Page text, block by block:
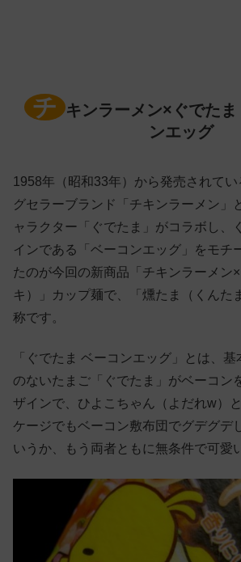
チ キンラーメン×ぐでたま
ンエッグ
1958年（昭和33年）から発売されて
グセラーブランド「チキンラーメン」
ャラクター「ぐでたま」がコラボし、
インである「ベーコンエッグ」をモチ
たのが今回の新商品「チキンラーメン
キ）」カップ麺で、「燻たま（くんた
称です。
「ぐでたま ベーコンエッグ」とは、
のないたまご「ぐでたま」がベーコン
ザインで、ひよこちゃん（よだれw）
ケージでもベーコン敷布団でグデグデ
いうか、もう両者ともに無条件で可愛